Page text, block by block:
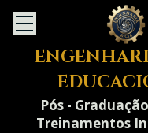
Pós -
Treinamentos